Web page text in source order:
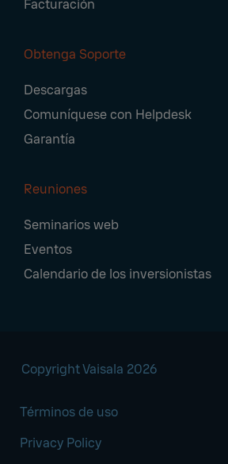
Facturación
Obtenga Soporte
Descargas
Comuníquese con Helpdesk
Garantía
Reuniones
Seminarios web
Eventos
Calendario de los inversionistas
Copyright Vaisala 2026
Términos de uso
Privacy Policy